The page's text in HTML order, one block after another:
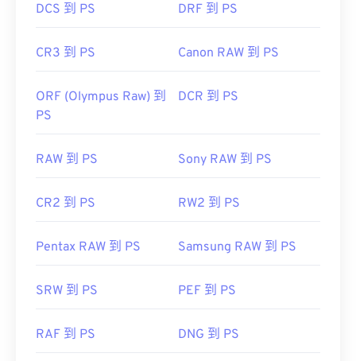
DCS 到 PS DRF 到 PS
CR3 到 PS Canon RAW 到 PS
ORF (Olympus Raw) 到
PS
DCR 到 PS
RAW 到 PS Sony RAW 到 PS
CR2 到 PS RW2 到 PS
Pentax RAW 到 PS Samsung RAW 到 PS
SRW 到 PS PEF 到 PS
RAF 到 PS DNG 到 PS